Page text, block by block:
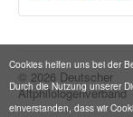
Cookies helfen uns bei der
Durch die Nutzung unserer
einverstanden, dass wir
© 2026 Deutscher
Altphilologenverband